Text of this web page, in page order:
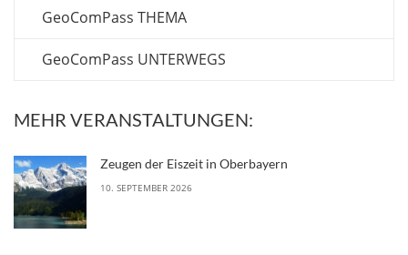
GeoComPass THEMA
GeoComPass UNTERWEGS
MEHR VERANSTALTUNGEN:
Zeugen der Eiszeit in Oberbayern
10. SEPTEMBER 2026